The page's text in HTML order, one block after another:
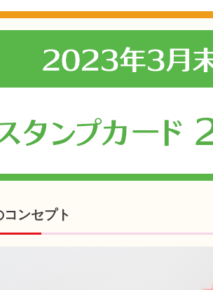
ンセプト